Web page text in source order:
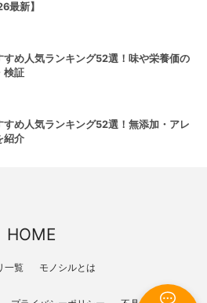
最新】
すめ人気ランキング52選！味や栄養価の
検証
すめ人気ランキング52選！無添加・アレ
紹介
HOME
一覧 モノシルとは